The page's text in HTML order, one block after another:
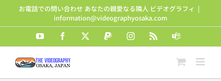
content
お電話での問い合わせ あなたの親愛なる隣人 ビデオグラフィ |
information@videographyosaka.com
YouTube Facebook PayPalInstagram Teams